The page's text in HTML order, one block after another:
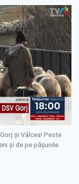
și Vâlcea! Peste
și de pe pășunile